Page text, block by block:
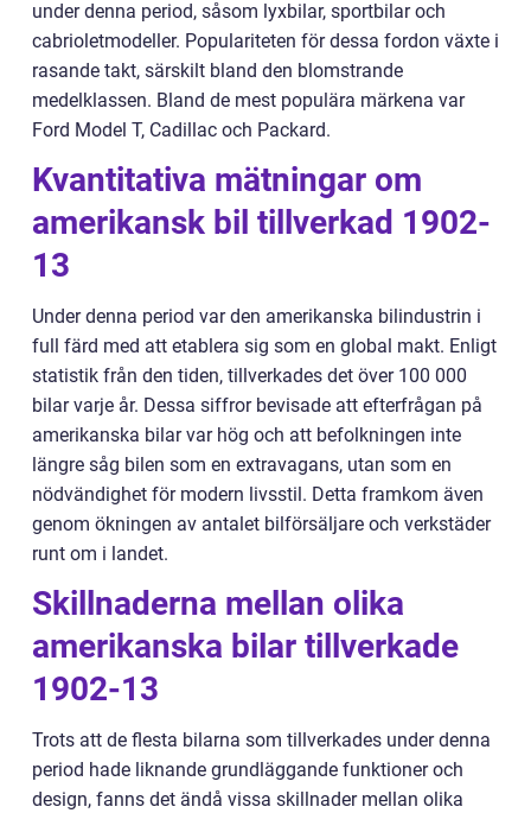
under denna period, såsom lyxbilar, sportbilar och
cabrioletmodeller. Populariteten för dessa fordon växte i
rasande takt, särskilt bland den blomstrande
medelklassen. Bland de mest populära märkena var
Ford Model T, Cadillac och Packard.
Kvantitativa mätningar om
amerikansk bil tillverkad 1902-
13
Under denna period var den amerikanska bilindustrin i
full färd med att etablera sig som en global makt. Enligt
statistik från den tiden, tillverkades det över 100 000
bilar varje år. Dessa siffror bevisade att efterfrågan på
amerikanska bilar var hög och att befolkningen inte
längre såg bilen som en extravagans, utan som en
nödvändighet för modern livsstil. Detta framkom även
genom ökningen av antalet bilförsäljare och verkstäder
runt om i landet.
Skillnaderna mellan olika
amerikanska bilar tillverkade
1902-13
Trots att de flesta bilarna som tillverkades under denna
period hade liknande grundläggande funktioner och
design, fanns det ändå vissa skillnader mellan olika